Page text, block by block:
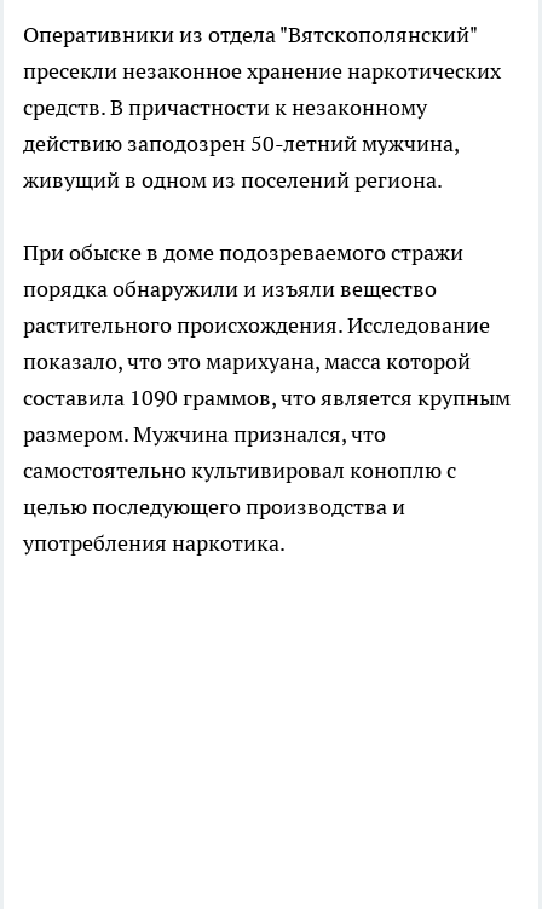
Оперативники из отдела "Вятскополянский"
пресекли незаконное хранение наркотических
средств. В причастности к незаконному
действию заподозрен 50-летний мужчина,
живущий в одном из поселений региона.
При обыске в доме подозреваемого стражи
порядка обнаружили и изъяли вещество
растительного происхождения. Исследование
показало, что это марихуана, масса которой
составила 1090 граммов, что является крупным
размером. Мужчина признался, что
самостоятельно культивировал коноплю с
целью последующего производства и
употребления наркотика.